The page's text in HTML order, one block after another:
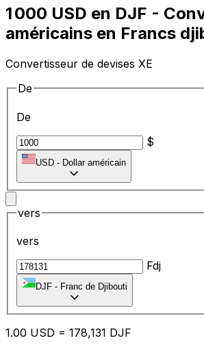
1 000 USD en DJF -
américains en Francs
Convertisseur de devises XE
De
De
$
USD - Dollar américain
vers
vers
Fdj
DJF - Franc de Djibouti
1.00 USD = 178,131 DJF